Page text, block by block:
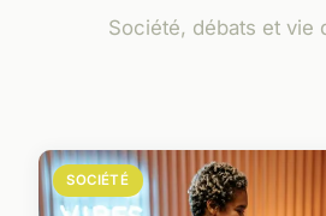
Société, débats et vie
SOCIÉTÉ